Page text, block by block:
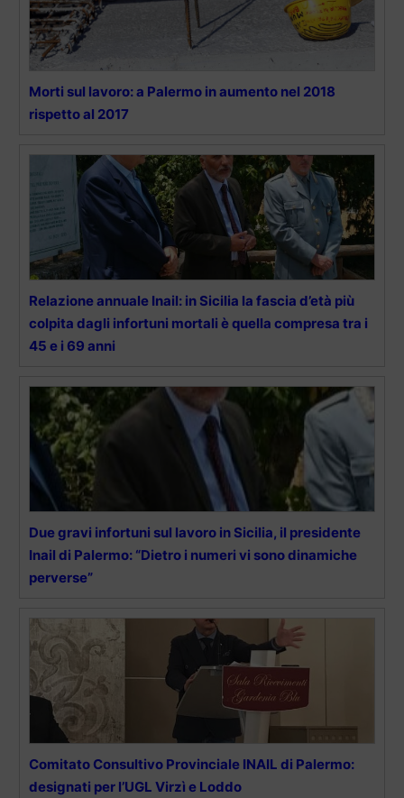
Morti sul lavoro: a Palermo in aumento nel 2018
rispetto al 2017
Relazione annuale Inail: in Sicilia la fascia d’età più
colpita dagli infortuni mortali è quella compresa tra i
45 e i 69 anni
Due gravi infortuni sul lavoro in Sicilia, il presidente
Inail di Palermo: “Dietro i numeri vi sono dinamiche
perverse”
Comitato Consultivo Provinciale INAIL di Palermo:
designati per l’UGL Virzì e Loddo